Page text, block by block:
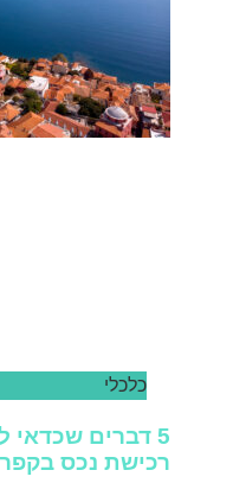
כלכלי
5 דברים שכדאי
רכישת נכס